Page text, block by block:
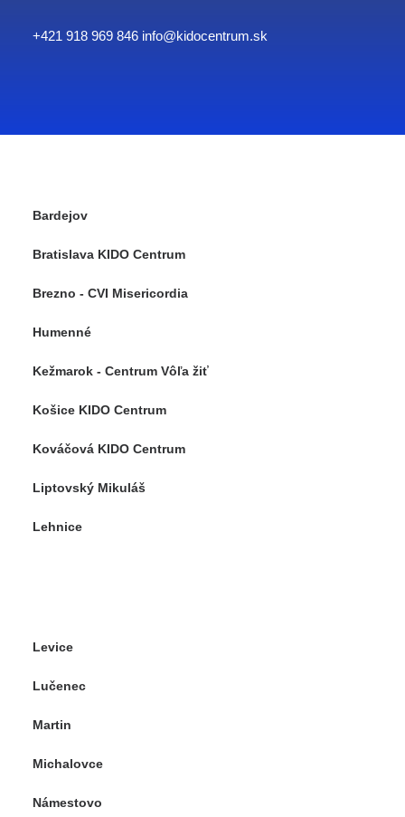
+421 918 969 846 info@kidocentrum.sk
Bardejov
Bratislava KIDO Centrum
Brezno - CVI Misericordia
Humenné
Kežmarok - Centrum Vôľa žiť
Košice KIDO Centrum
Kováčová KIDO Centrum
Liptovský Mikuláš
Lehnice
Levice
Lučenec
Martin
Michalovce
Námestovo